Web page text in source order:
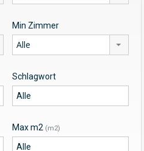
Min Zimmer
Alle
Schlagwort
Max m2 (m2)